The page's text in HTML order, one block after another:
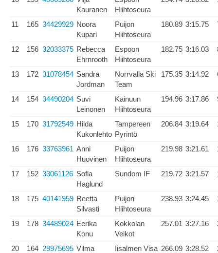
Kauranen
Hiihtoseura
11 165 34429929 Noora
Kupari
Puijon
Hiihtoseura
180.89 3:15.75
12 156 32033375 Rebecca
Ehrnrooth
Espoon
Hiihtoseura
182.75 3:16.03
13 172 31078454 Sandra
Jordman
Norrvalla Ski
Team
175.35 3:14.92
14 154 34490204 Suvi
Leinonen
Kainuun
Hiihtoseura
194.96 3:17.86
15 170 31792549 Hilda
Kukonlehto
Tampereen
Pyrintö
206.84 3:19.64
16 176 33763961 Anni
Huovinen
Puijon
Hiihtoseura
219.98 3:21.61
17 152 33061126 Sofia
Haglund
Sundom IF 219.72 3:21.57
18 175 40141959 Reetta
Silvasti
Puijon
Hiihtoseura
238.93 3:24.45
19 178 34489024 Eerika
Konu
Kokkolan
Veikot
257.01 3:27.16
20 164 29975695 Vilma
Iisalmen Visa 266.09 3:28.52